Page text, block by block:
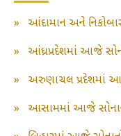
»
આંદામાન અને
»
આંધ્રપ્રદેશમાં આજે
»
અરુણાચલ પ્રદેશમાં
»
આસામમાં આજે